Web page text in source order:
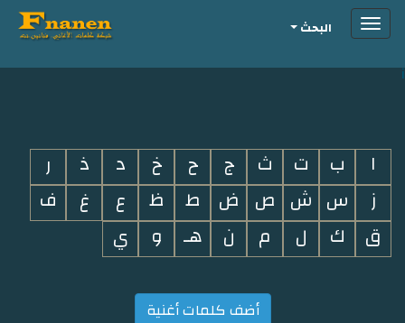
i
Toggleالبحث
ا ب ت ث ج ح خ د ذ
ر
ز
س ش ص ض ط ظ ع غ
ف
ق
ك ل م ن هـ و ي
أضف كلمات أغنية